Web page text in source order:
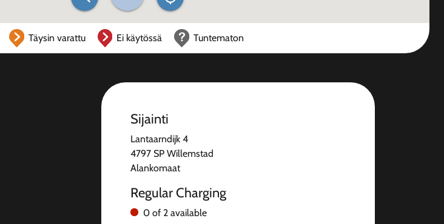
Täysin varattu Ei käytössä Tuntematon
Sijainti
Lantaarndijk 4
4797 SP Willemstad
Alankomaat
Regular Charging
0 of 2 available